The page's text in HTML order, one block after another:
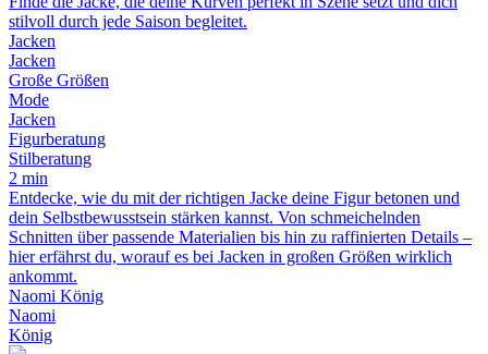
stilvoll durch jede Saison begleitet.
Jacken
Jacken
Große Größen
Mode
Jacken
Figurberatung
Stilberatung
2 min
Entdecke, wie du mit der richtigen Jacke deine Figur betonen und
dein Selbstbewusstsein stärken kannst. Von schmeichelnden
Schnitten über passende Materialien bis hin zu raffinierten Details –
hier erfährst du, worauf es bei Jacken in großen Größen wirklich
ankommt.
Naomi König
Naomi
König